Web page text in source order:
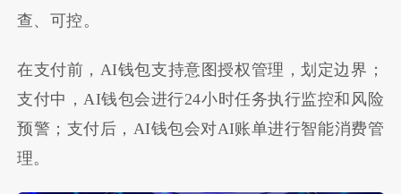
查、可控。
在支付前，AI钱包支持意图授权管理，划定边界；
支付中，AI钱包会进行24小时任务执行监控和风险
预警；支付后，AI钱包会对AI账单进行智能消费管
理。